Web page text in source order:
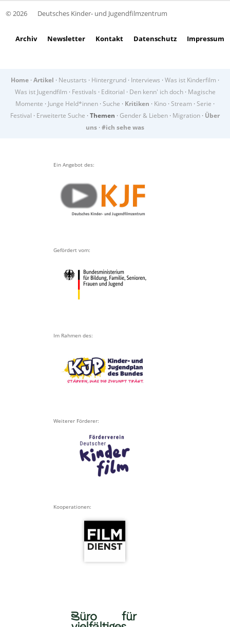
© 2026 Deutsches Kinder- und Jugendfilmzentrum
Archiv Newsletter Kontakt Datenschutz Impressum
Home · Artikel · Neustarts · Hintergrund · Interviews · Was ist Kinderfilm ·
Was ist Jugendfilm · Festivals · Editorial · Den kenn' ich doch· Magische
Momente · Junge Held*innen · Suche · Kritiken · Kino · Stream · Serie ·
Festival · Erweiterte Suche · Themen · Gender & Lieben · Migration · Über
uns · #ich sehe was
Ein Angebot des:
Gefördert vom:
Im Rahmen des:
Weiterer Förderer:
Kooperationen: